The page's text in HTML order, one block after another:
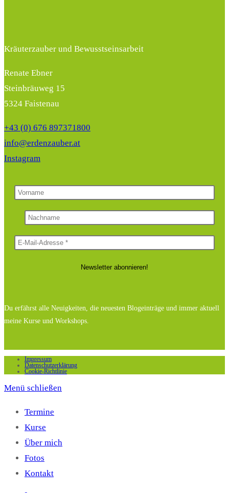
Kräuterzauber und Bewusstseinsarbeit
Renate Ebner
Steinbräuweg 15
5324 Faistenau
+43 (0) 676 897371800
info@erdenzauber.at
Instagram
Du erfährst alle Neuigkeiten, die neuesten Blogeinträge und immer aktuell
meine Kurse und Workshops.
Impressum
Datenschutzerklärung
Cookie-Richtlinie
Menü schließen
Termine
Kurse
Über mich
Fotos
Kontakt